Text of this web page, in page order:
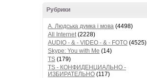
Рубрики
A. Людська думка і мова (4498)
All Internet(2228)
AUDIO - & - VIDEO - & - FOTO (4525)
Skype: You with Me (14)
TS (179)
TS - КОНФИДЕНЦИАЛЬНО -
ИЗБИРАТЕЛЬНО (117)